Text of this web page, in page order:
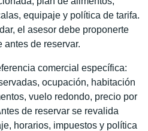
equipaje y política de tarifa.
el asesor debe proponerte
antes de reservar.
comercial específica:
ocupación, habitación
vuelo redondo, precio por
de reservar se revalida
horarios, impuestos y política